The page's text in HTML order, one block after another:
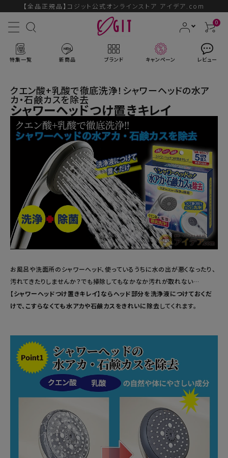
【全品正規品】コジット公式オンラインストア アイデア.com
0
特集一覧 新商品 ブランド キャンペーン レビュー
ACCOUNT MENU
ようこそ ゲスト 様
ログイン 会員登録
ブランドから探す
新商品
暑さ・紫外線対策グッズ
推し活グッズ
掃除グッズ
ビューティー
ボディメイクグッズ
ファッション
アウトドア・トラベル
インテリア
クエン酸+乳酸で徹底洗浄！シャワーヘッドの水ア
カ・石鹸カスを除去
シャワーヘッドつけ置きキレイ
お風呂や洗面所のシャワーヘッド、使っているうちに水の出が悪くなったり、
汚れてきたりしませんか？でも掃除してもなかなか汚れが取れない…
【シャワーヘッドつけ置きキレイ】ならヘッド部分を洗浄液につけておくだ
けで、こすらなくても水アカや石鹸カスをきれいに除去してくれます。